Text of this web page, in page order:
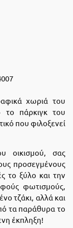
χωριά του
το πάρκιγκ του
που φιλοξενεί
οικισμού, σας
προσεγμένους
το ξύλο και την
φωτισμούς,
τζάκι, αλλά και
τα παράθυρα το
έκπληξη!